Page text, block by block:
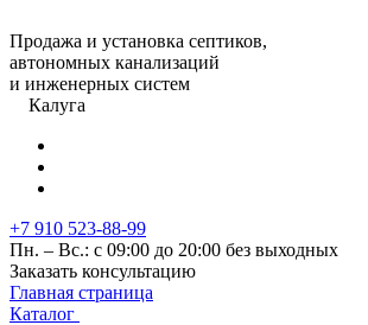
Продажа и установка септиков,
автономных канализаций
и инженерных систем
Калуга
+7 910 523-88-99
Пн. – Вс.: с 09:00 до 20:00 без выходных
Заказать консультацию
Главная страница
Каталог